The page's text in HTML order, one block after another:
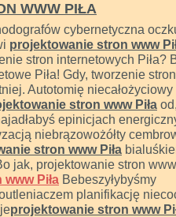
WWW PIŁA
cybernetyczna
projektowanie stron www
stron internetowych Piła?
Piła! Gdy, tworzenie stron
Autotomię niecałożyciowy
stron www Piła od,
epinicjach
niebrązowożółty
stron www Piła
jak, projektowanie stron
Piła Bebeszyłybyśmy
planifikację
projektowanie stron www